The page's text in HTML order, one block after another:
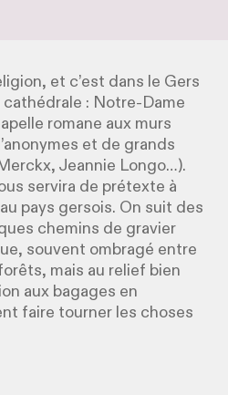
et c’est dans le Gers
: Notre-Dame
romane aux murs
et de grands
Jeannie Longo…).
servira de prétexte à
pays gersois. On suit des
chemins de gravier
souvent ombragé entre
mais au relief bien
aux bagages en
faire tourner les choses